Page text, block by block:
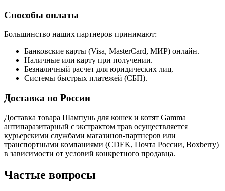
Способы оплаты
Большинство наших партнеров принимают:
Банковские карты (Visa, MasterCard, МИР) онлайн.
Наличные или карту при получении.
Безналичный расчет для юридических лиц.
Системы быстрых платежей (СБП).
Доставка по России
Доставка товара Шампунь для кошек и котят Gamma
антипаразитарный с экстрактом трав осуществляется
курьерскими службами магазинов-партнеров или
транспортными компаниями (CDEK, Почта России, Boxberry)
в зависимости от условий конкретного продавца.
Частые вопросы